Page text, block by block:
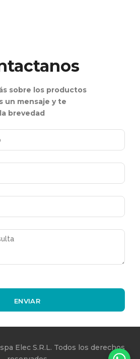
sobre los productos
un mensaje y te
brevedad
Elec S.R.L. Todos los derechos